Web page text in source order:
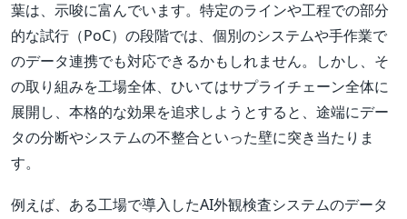
葉は、示唆に富んでいます。特定のラインや工程での部分
的な試行（PoC）の段階では、個別のシステムや手作業で
のデータ連携でも対応できるかもしれません。しかし、そ
の取り組みを工場全体、ひいてはサプライチェーン全体に
展開し、本格的な効果を追求しようとすると、途端にデー
タの分断やシステムの不整合といった壁に突き当たりま
す。
例えば、ある工場で導入したAI外観検査システムのデータ